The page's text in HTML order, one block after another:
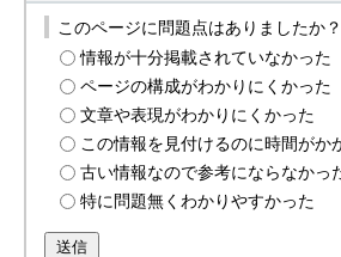
このページに問題点はありましたか？
情報が十分掲載されていなかった
ページの構成がわかりにくかった
文章や表現がわかりにくかった
この情報を見付けるのに時間がか
古い情報なので参考にならなかっ
特に問題無くわかりやすかった
送信